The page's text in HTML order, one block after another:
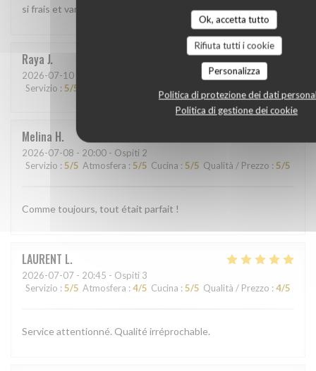
Ok, accetta tutto
Rifiuta tutti i cookie
Personalizza
Politica di protezione dei dati
Politica di gestione dei cookie
si frais et variés étaient absolument délicieux
Raya J
2026-07-10
Servizio : 5/5
Melina H
2026-07-08 - 20:00 - Ospiti 2
Servizio : 5/5 Atmosfera : 5/5 Cucina : 5/5 Qualità / Prezzo : 5/5
Comme toujours, tout était parfait !
LAURENT L
2026-07-07 - 20:45 - Ospiti 3
Servizio : 5/5 Atmosfera : 4/5 Cucina : 5/5 Qualità / Prezzo : 4/5
Service attentionné. Qualité irréprochable.